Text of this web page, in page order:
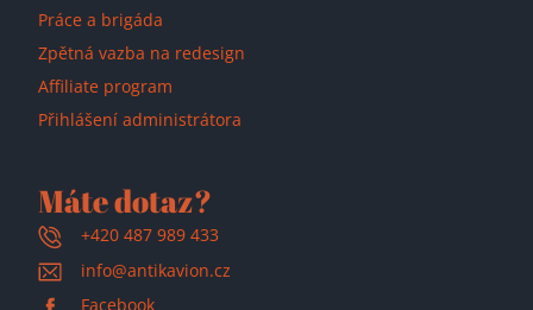
Práce a brigáda
Zpětná vazba na redesign
Affiliate program
Přihlášení administrátora
Máte dotaz?
+420 487 989 433
info@antikavion.cz
Facebook